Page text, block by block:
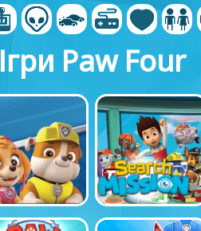
Ігри Paw Four